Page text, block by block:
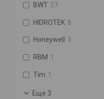
BWT 27
HIDROTEK 8
Honeywell 3
RBM 1
Tim 1
Еще 3